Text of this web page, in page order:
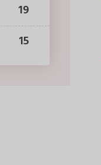
19
15